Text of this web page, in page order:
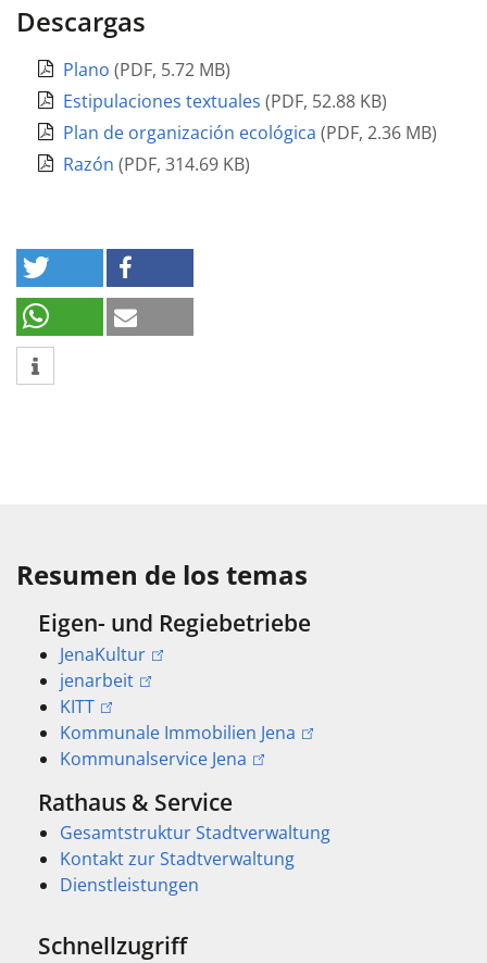
Descargas
Plano (PDF, 5.72 MB)
Estipulaciones textuales (PDF, 52.88 KB)
Plan de organización ecológica (PDF, 2.36 MB)
Razón (PDF, 314.69 KB)
Resumen de los temas
Eigen- und Regiebetriebe
JenaKultur
jenarbeit
KITT
Kommunale Immobilien Jena
Kommunalservice Jena
Rathaus & Service
Gesamtstruktur Stadtverwaltung
Kontakt zur Stadtverwaltung
Dienstleistungen
Schnellzugriff